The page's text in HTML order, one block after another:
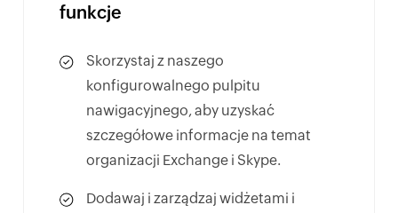
funkcje
Skorzystaj z naszego
konfigurowalnego pulpitu
nawigacyjnego, aby uzyskać
szczegółowe informacje na temat
organizacji Exchange i Skype.
Dodawaj i zarządzaj widżetami i